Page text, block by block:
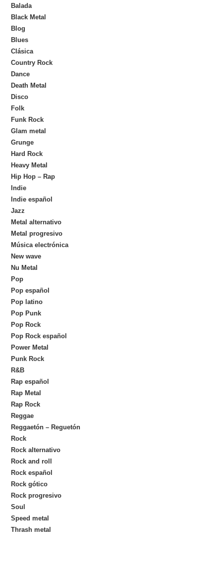
Balada
Black Metal
Blog
Blues
Clásica
Country Rock
Dance
Death Metal
Disco
Folk
Funk Rock
Glam metal
Grunge
Hard Rock
Heavy Metal
Hip Hop – Rap
Indie
Indie español
Jazz
Metal alternativo
Metal progresivo
Música electrónica
New wave
Nu Metal
Pop
Pop español
Pop latino
Pop Punk
Pop Rock
Pop Rock español
Power Metal
Punk Rock
R&B
Rap español
Rap Metal
Rap Rock
Reggae
Reggaetón – Reguetón
Rock
Rock alternativo
Rock and roll
Rock español
Rock gótico
Rock progresivo
Soul
Speed metal
Thrash metal